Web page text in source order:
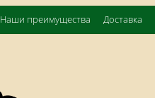
Наши преимущества Доставка